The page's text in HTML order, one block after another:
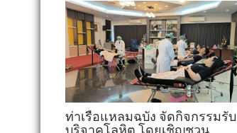
ท่าเรือแหลมฉบัง จัดกิจกรรมรับ
บริจาคโลหิต โดยเชิญชวน